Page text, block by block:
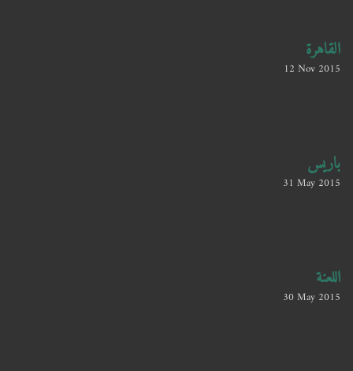
القاهرة
12 Nov 2015
باريس
31 May 2015
اللعنة
30 May 2015